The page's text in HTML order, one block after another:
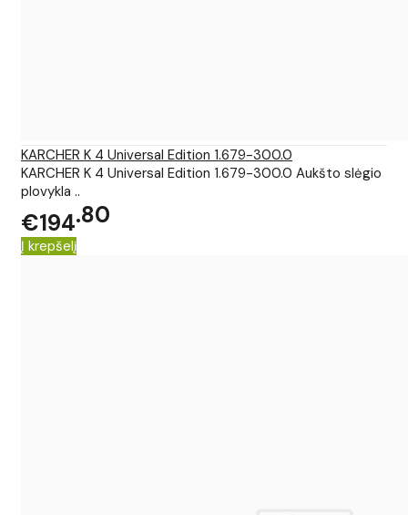
KARCHER K 4 Universal Edition 1.679-300.0
KARCHER K 4 Universal Edition 1.679-300.0 Aukšto slėgio
plovykla ..
€194 80
Į krepšelį